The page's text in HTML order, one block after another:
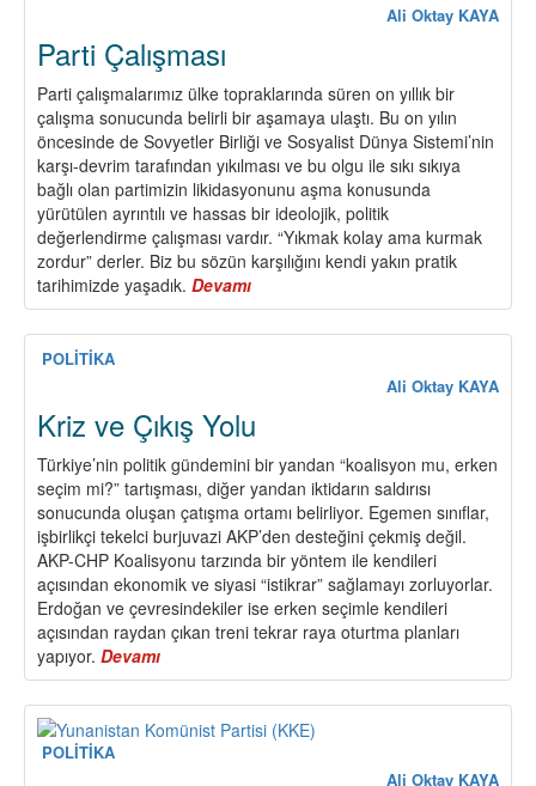
Ali Oktay KAYA
Parti Çalışması
Parti çalışmalarımız ülke topraklarında süren on yıllık bir
çalışma sonucunda belirli bir aşamaya ulaştı. Bu on yılın
öncesinde de Sovyetler Birliği ve Sosyalist Dünya Sistemi’nin
karşı-devrim tarafından yıkılması ve bu olgu ile sıkı sıkıya
bağlı olan partimizin likidasyonunu aşma konusunda
yürütülen ayrıntılı ve hassas bir ideolojik, politik
değerlendirme çalışması vardır. “Yıkmak kolay ama kurmak
zordur” derler. Biz bu sözün karşılığını kendi yakın pratik
tarihimizde yaşadık. Devamı
Parti
Çalışması
POLİTİKA
Ali Oktay KAYA
Kriz ve Çıkış Yolu
Türkiye’nin politik gündemini bir yandan “koalisyon mu, erken
seçim mi?” tartışması, diğer yandan iktidarın saldırısı
sonucunda oluşan çatışma ortamı belirliyor. Egemen sınıflar,
işbirlikçi tekelci burjuvazi AKP’den desteğini çekmiş değil.
AKP-CHP Koalisyonu tarzında bir yöntem ile kendileri
açısından ekonomik ve siyasi “istikrar” sağlamayı zorluyorlar.
Erdoğan ve çevresindekiler ise erken seçimle kendileri
açısından raydan çıkan treni tekrar raya oturtma planları
yapıyor. Devamı
Kriz
ve
Çıkış
POLİTİKA
Ali Oktay KAYA